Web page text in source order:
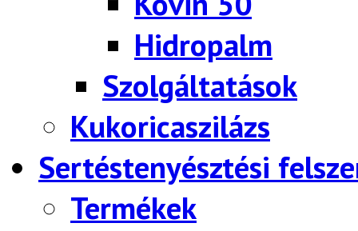
Hidropalm
Szolgáltatások
Kukoricaszilázs
Sertéstenyésztési
Termékek